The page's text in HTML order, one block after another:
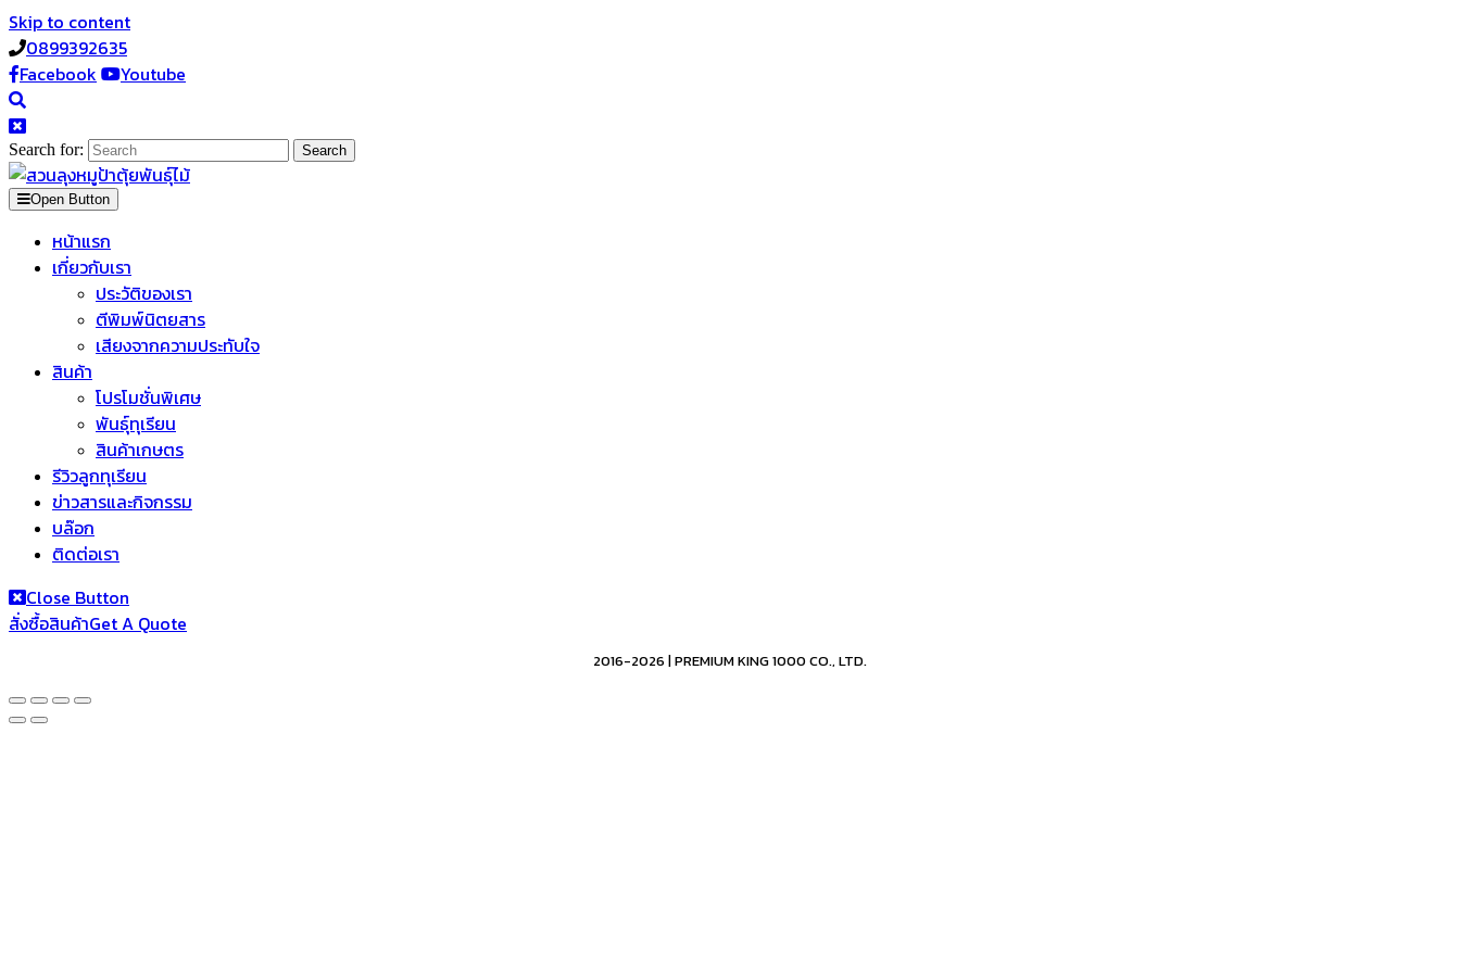
Skip to content
0899392635
Facebook
Youtube
Search for:
Open Button
หน้าแรก
เกี่ยวกับเรา
ประวัติของเรา
ตีพิมพ์นิตยสาร
เสียงจากความประทับใจ
สินค้า
โปรโมชั่นพิเศษ
พันธุ์ทุเรียน
สินค้าเกษตร
รีวิวลูกทุเรียน
ข่าวสารและกิจกรรม
บล๊อก
ติดต่อเรา
Close Button
สั่งซื้อสินค้าGet A Quote
2016-2026 | PREMIUM KING 1000 CO., LTD.